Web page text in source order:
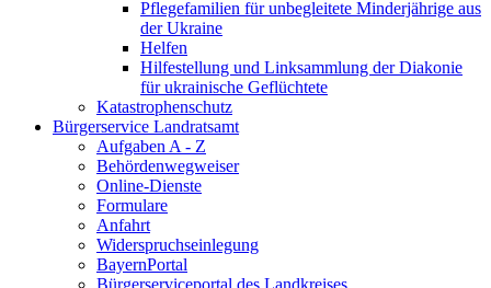
Pflegefamilien für unbegleitete Minderjährige aus
der Ukraine
Helfen
Hilfestellung und Linksammlung der Diakonie
für ukrainische Geflüchtete
Katastrophenschutz
Bürgerservice Landratsamt
Aufgaben A - Z
Behördenwegweiser
Online-Dienste
Formulare
Anfahrt
Widerspruchseinlegung
BayernPortal
Bürgerserviceportal des Landkreises